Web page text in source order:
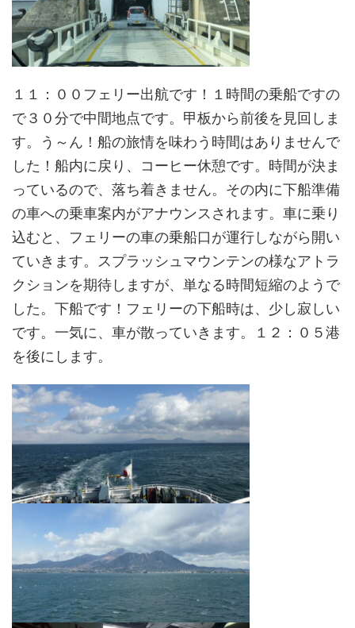
１１：００フェリー出航です！１時間の乗船ですの
で３０分で中間地点です。甲板から前後を見回しま
す。う～ん！船の旅情を味わう時間はありませんで
した！船内に戻り、コーヒー休憩です。時間が決ま
っているので、落ち着きません。その内に下船準備
の車への乗車案内がアナウンスされます。車に乗り
込むと、フェリーの車の乗船口が運行しながら開い
ていきます。スプラッシュマウンテンの様なアトラ
クションを期待しますが、単なる時間短縮のようで
した。下船です！フェリーの下船時は、少し寂しい
です。一気に、車が散っていきます。１２：０５港
を後にします。